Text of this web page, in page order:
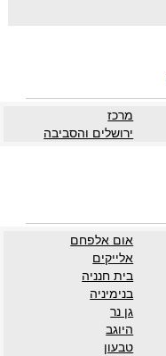
מרכז
ירושלים והסביבה
אום אלפחם
אלייקים
בית חנניה
בנימיניה
גן נר
היוגב
טבעון